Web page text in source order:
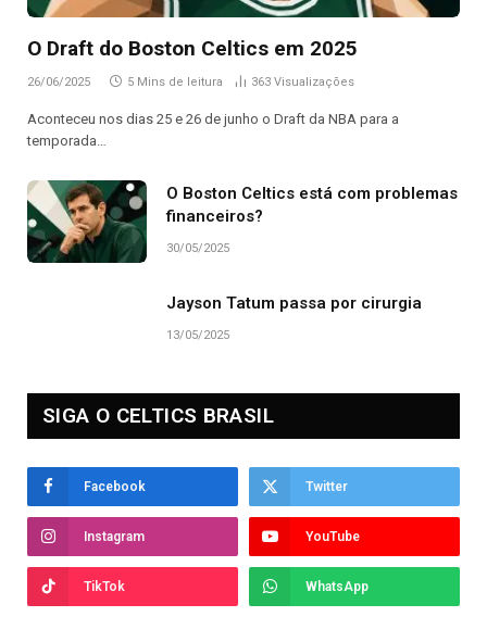
O Draft do Boston Celtics em 2025
26/06/2025 5 Mins de leitura 363 Visualizações
Aconteceu nos dias 25 e 26 de junho o Draft da NBA para a
temporada…
O Boston Celtics está com problemas
financeiros?
30/05/2025
Jayson Tatum passa por cirurgia
13/05/2025
SIGA O CELTICS BRASIL
Facebook Twitter
Instagram YouTube
TikTok WhatsApp